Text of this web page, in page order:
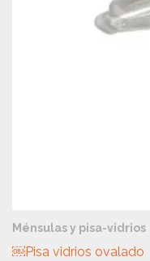
Ménsulas y pisa-vidrios
￼Pisa vidrios ovalado